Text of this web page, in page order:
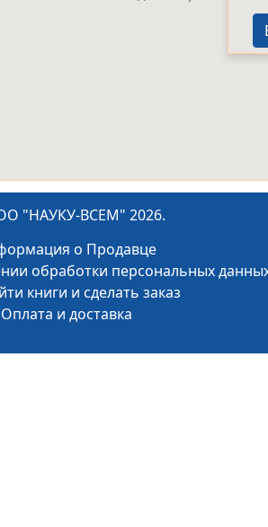
"НАУКУ-ВСЕМ" 2026.
о Продавце
обработки персональных
книги и сделать заказ
Оплата и доставка